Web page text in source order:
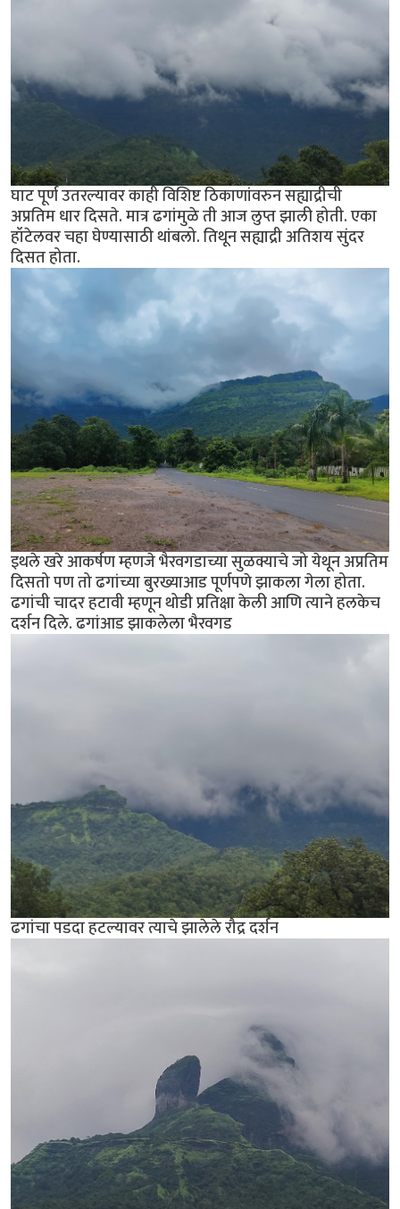
घाट पूर्ण उतरल्यावर काही विशिष्ट ठिकाणांवरुन सह्याद्रीची
अप्रतिम धार दिसते. मात्र ढगांमुळे ती आज लुप्त झाली होती. एका
हॉटेलवर चहा घेण्यासाठी थांबलो. तिथून सह्याद्री अतिशय सुंदर
दिसत होता.
इथले खरे आकर्षण म्हणजे भैरवगडाच्या सुळक्याचे जो येथून अप्रतिम
दिसतो पण तो ढगांच्या बुरख्याआड पूर्णपणे झाकला गेला होता.
ढगांची चादर हटावी म्हणून थोडी प्रतिक्षा केली आणि त्याने हलकेच
दर्शन दिले. ढगांआड झाकलेला भैरवगड
ढगांचा पडदा हटल्यावर त्याचे झालेले रौद्र दर्शन